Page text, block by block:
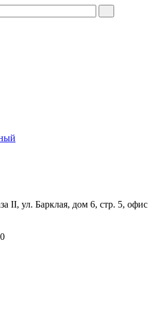
II, ул. Барклая, дом 6, стр. 5, офис